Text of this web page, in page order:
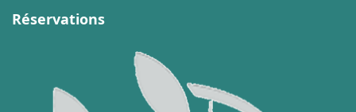
Réservations